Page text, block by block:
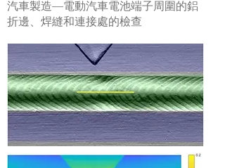
汽車製造—電動汽車電池端子周圍的鋁
折邊、焊縫和連接處的檢查